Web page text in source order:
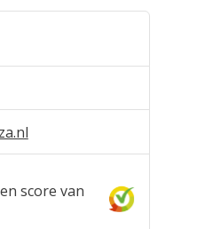
puntje. Voorwieltjes
zijn voor mij. Zou
score van